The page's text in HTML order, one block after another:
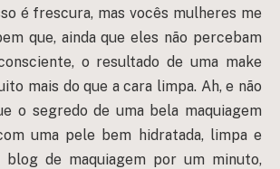
é frescura, mas vocês mulheres me
que, ainda que eles não percebam
o resultado de uma make
mais do que a cara limpa. Ah, e não
o segredo de uma bela maquiagem
uma pele bem hidratada, limpa e
blog de maquiagem por um minuto,